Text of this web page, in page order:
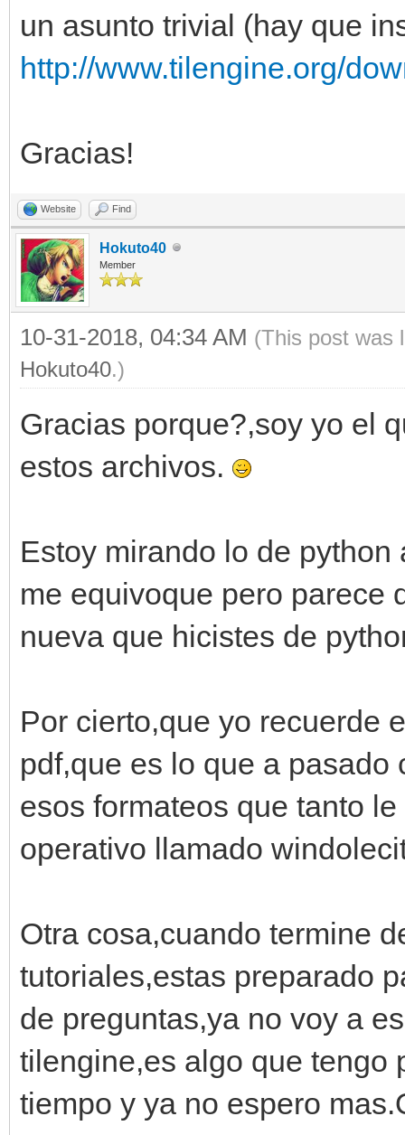
un asunto trivial (hay que
http://www.tilengine.org/
Gracias!
Website Find
Hokuto40
Member
10-31-2018, 04:34 AM (This post was
Hokuto40.)
Gracias porque?,soy yo el
estos archivos.
Estoy mirando lo de
me equivoque pero parece
nueva que hicistes de
Por cierto,que yo recuerde
pdf,que es lo que a
esos formateos que tanto
operativo llamado
Otra cosa,cuando termine
tutoriales,estas preparado
de preguntas,ya no voy a
tilengine,es algo que tengo
tiempo y ya no espero